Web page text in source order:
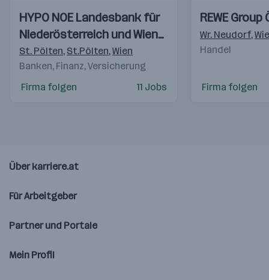
Videos
Einblicke
Einblicke
HYPO NOE Landesbank für
Niederösterreich und Wien
AG
St. Pölten, St.Pölten,Wien
Banken, Finanz, Versicherung
Firma folgen
11 Jobs
Videos
Einblicke
Einblicke
REWE
Wr. Neudorf,
Handel
Firma folgen
Über karriere.at
Für Arbeitgeber
Partner und Portale
Mein Profil